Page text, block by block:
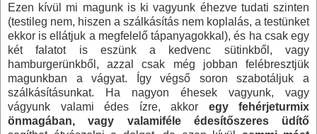
Ezen kívül mi magunk is ki vagyunk éhezve tudati szinten
(testileg nem, hiszen a szálkásítás nem koplalás, a testünket
ekkor is ellátjuk a megfelelő tápanyagokkal), és ha csak egy
két falatot is eszünk a kedvenc sütinkből, vagy
hamburgerünkből, azzal csak még jobban felébresztjük
magunkban a vágyat. Így végső soron szabotáljuk a
szálkásításunkat. Ha nagyon éhesek vagyunk, vagy
vágyunk valami édes ízre, akkor egy fehérjeturmix
önmagában, vagy valamiféle édesítőszeres üdítő